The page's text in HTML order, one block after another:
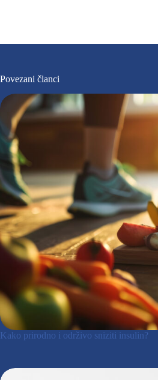
Povezani članci
Kako prirodno i održivo sniziti insulin?